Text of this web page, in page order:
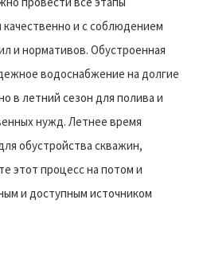
и с соблюдением
и нормативов. Обустроенная
водоснабжение на долгие
в летний сезон для полива и
нужд. Летнее время
обустройства скважин,
этот процесс на потом и
и доступным источником